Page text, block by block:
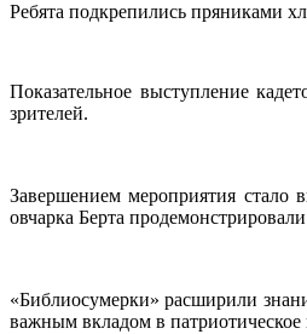
Ребята подкрепились пряниками
Показательное выступление
зрителей.
Завершением мероприятия стало
овчарка Берта
«Библиосумерки» расширили
важным вкладом в